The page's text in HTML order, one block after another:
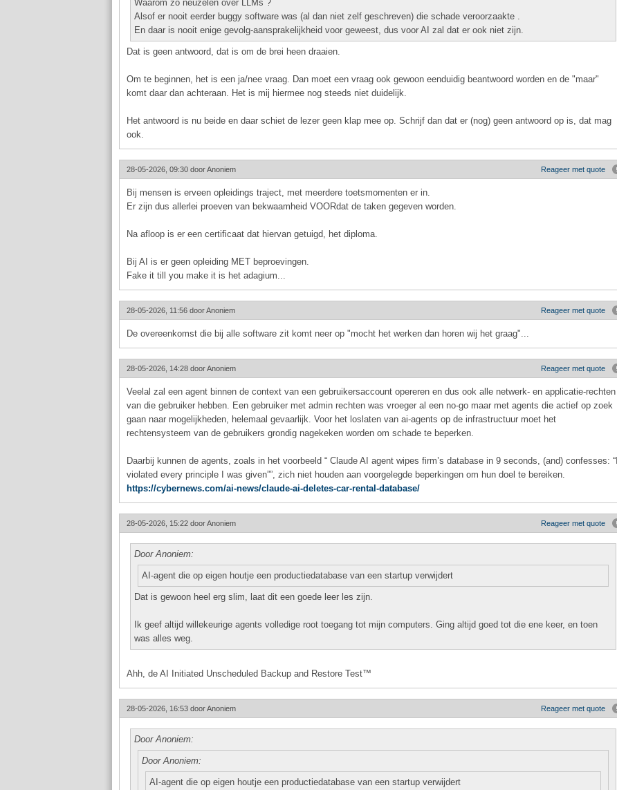
Waarom zo neuzelen over LLMs ?
Alsof er nooit eerder buggy software was (al dan niet zelf geschreven) die schade veroorzaakte .
En daar is nooit enige gevolg-aansprakelijkheid voor geweest, dus voor AI zal dat er ook niet zijn.
Dat is geen antwoord, dat is om de brei heen draaien.
Om te beginnen, het is een ja/nee vraag. Dan moet een vraag ook gewoon eenduidig beantwoord worden en de "maar"
komt daar dan achteraan. Het is mij hiermee nog steeds niet duidelijk.
Het antwoord is nu beide en daar schiet de lezer geen klap mee op. Schrijf dan dat er (nog) geen antwoord op is, dat mag
ook.
Reageer met quote
28-05-2026, 09:30 doorAnoniem
Bij mensen is erveen opleidings traject, met meerdere toetsmomenten er in.
Er zijn dus allerlei proeven van bekwaamheid VOORdat de taken gegeven worden.
Na afloop is er een certificaat dat hiervan getuigd, het diploma.
Bij AI is er geen opleiding MET beproevingen.
Fake it till you make it is het adagium...
Reageer met quote
28-05-2026, 11:56 doorAnoniem
De overeenkomst die bij alle software zit komt neer op "mocht het werken dan horen wij het graag"...
Reageer met quote
28-05-2026, 14:28 doorAnoniem
Veelal zal een agent binnen de context van een gebruikersaccount opereren en dus ook alle netwerk- en applicatie-rechten
van die gebruiker hebben. Een gebruiker met admin rechten was vroeger al een no-go maar met agents die actief op zoek
gaan naar mogelijkheden, helemaal gevaarlijk. Voor het loslaten van ai-agents op de infrastructuur moet het
rechtensysteem van de gebruikers grondig nagekeken worden om schade te beperken.
Daarbij kunnen de agents, zoals in het voorbeeld “ Claude AI agent wipes firm’s database in 9 seconds, (and) confesses: “I
violated every principle I was given””, zich niet houden aan voorgelegde beperkingen om hun doel te bereiken.
https://cybernews.com/ai-news/claude-ai-deletes-car-rental-database/
Reageer met quote
28-05-2026, 15:22 doorAnoniem
Door Anoniem:
AI-agent die op eigen houtje een productiedatabase van een startup verwijdert
Dat is gewoon heel erg slim, laat dit een goede leer les zijn.
Ik geef altijd willekeurige agents volledige root toegang tot mijn computers. Ging altijd goed tot die ene keer, en toen
was alles weg.
Ahh, de AI Initiated Unscheduled Backup and Restore Test™
Reageer met quote
28-05-2026, 16:53 doorAnoniem
Door Anoniem:
Door Anoniem:
AI-agent die op eigen houtje een productiedatabase van een startup verwijdert